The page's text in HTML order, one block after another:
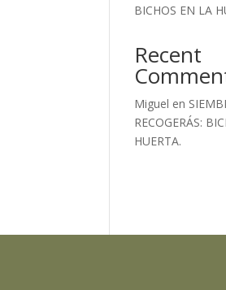
BICHOS EN LA
Recent
Miguel en
RECOGERÁS:
HUERTA.